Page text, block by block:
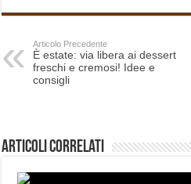
Articolo Precedente
È estate: via libera ai dessert
freschi e cremosi! Idee e
consigli
Articoli correlati